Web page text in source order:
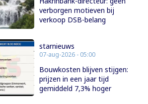
verborgen motieven bij
verkoop DSB-belang
starnieuws
07-aug-2026 - 05:00
Bouwkosten blijven stijgen:
prijzen in een jaar tijd
gemiddeld 7,3% hoger